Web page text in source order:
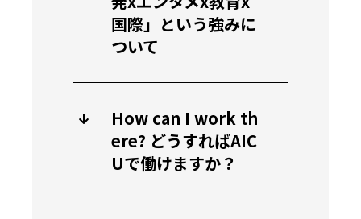
国際」という強みに
ついて
How can I work th
ere? どうすればAIC
Uで働けますか？